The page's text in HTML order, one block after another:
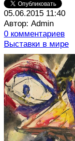
05.06.2015 11:40
Автор: Admin
0 комментариев
Выставки в мире